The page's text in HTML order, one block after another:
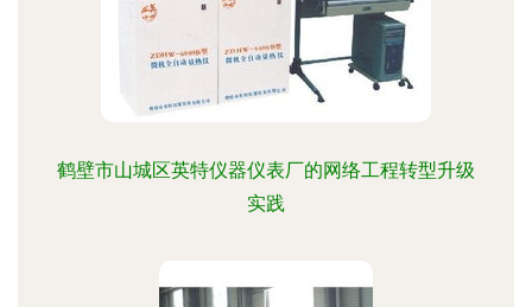
鹤壁市山城区英特仪器仪表厂的网络工程转型升级
实践